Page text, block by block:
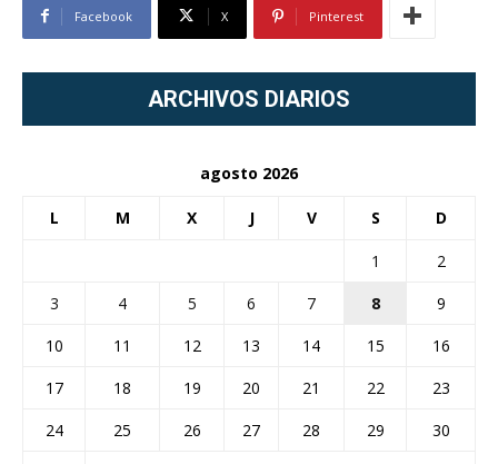
Facebook X Pinterest
ARCHIVOS DIARIOS
agosto 2026
L M X J V S D
1
2
3
4 5 6 7 8
9
10
11 12 13 14 15
16
17
18 19 20 21 22
23
24
25 26 27 28 29
30